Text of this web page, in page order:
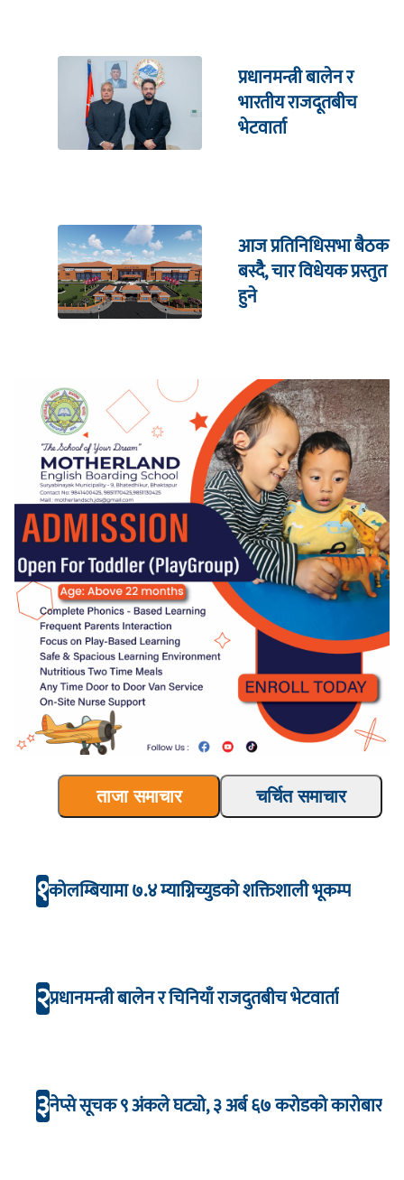
प्रधानमन्त्री बालेन र
भारतीय राजदूतबीच
भेटवार्ता
आज प्रतिनिधिसभा बैठक
बस्दैै, चार विधेयक प्रस्तुत
हुने
ताजा समाचार चर्चित समाचार
१कोलम्बियामा ७.४ म्याग्निच्युडको शक्तिशाली भूकम्प
२प्रधानमन्त्री बालेन र चिनियाँ राजदुतबीच भेटवार्ता
३नेप्से सूचक ९ अंकले घट्यो, ३ अर्ब ६७ करोडको कारोबार